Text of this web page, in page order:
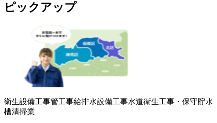
ピックアップ
衛生設備工事管工事給排水設備工事水道衛生工事・保守貯水
槽清掃業